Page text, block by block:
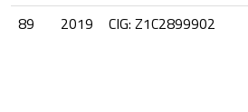
89
2019 CIG: Z1C2899902